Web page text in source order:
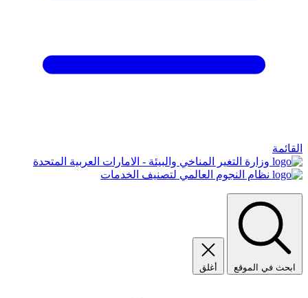
القائمة
وزارة التغير المناخي والبيئة - الامارات العربية المتحدة
نظام النجوم العالمي لتصنيف الخدمات
ابحث في الموقع أغلق